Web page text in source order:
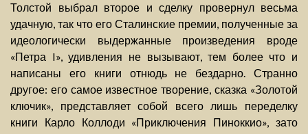
Толстой выбрал второе и сделку провернул весьма
удачную, так что его Сталинские премии, полученные за
идеологически выдержанные произведения вроде
«Петра I», удивления не вызывают, тем более что и
написаны его книги отнюдь не бездарно. Странно
другое: его самое известное творение, сказка «Золотой
ключик», представляет собой всего лишь переделку
книги Карло Коллоди «Приключения Пиноккио», зато